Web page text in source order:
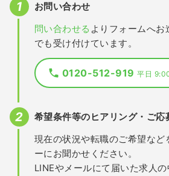
お問い合わせ
問い合わせる よりフォームへ
でも受け付けています。
0120-512-919平日
希望条件等のヒアリング・ご応
現在の状況や転職のご希望な
ーにお聞かせください。
LINEやメールにて届いた求人